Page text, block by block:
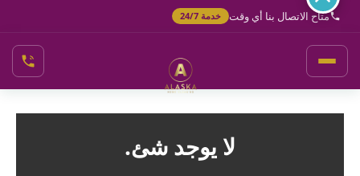
تخطي
المحتوى
متاح الاتصال بنا أي وقت خدمة 24/7
لا يوجد شئ.